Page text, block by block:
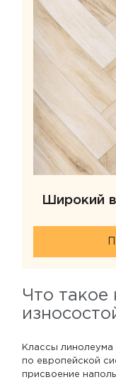
Широкий
Что такое
Классы линолеума
по европейской
присвоение